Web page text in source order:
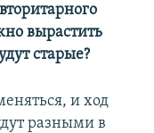
вырастить
старые?
и ход
разными в